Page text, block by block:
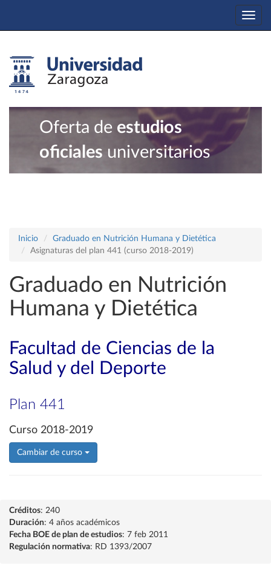
Oferta de estudios
oficiales universitarios
Inicio
Graduado en Nutrición Humana y Dietética
Asignaturas del plan 441 (curso 2018-2019)
Graduado en Nutrición
Humana y Dietética
Facultad de Ciencias de la
Salud y del Deporte
Plan 441
Curso 2018-2019
Cambiar de curso
Créditos: 240
Duración: 4 años académicos
Fecha BOE de plan de estudios: 7 feb 2011
Regulación normativa: RD 1393/2007